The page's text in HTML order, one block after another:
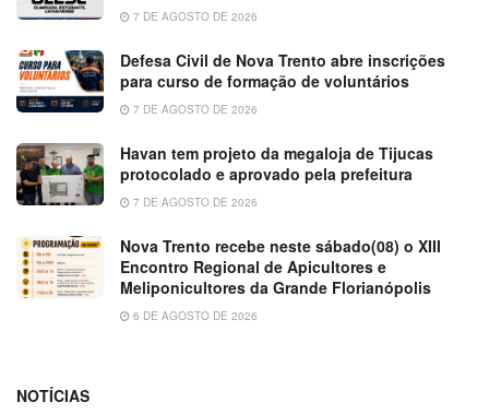
7 DE AGOSTO DE 2026
Defesa Civil de Nova Trento abre inscrições
para curso de formação de voluntários
7 DE AGOSTO DE 2026
Havan tem projeto da megaloja de Tijucas
protocolado e aprovado pela prefeitura
7 DE AGOSTO DE 2026
Nova Trento recebe neste sábado(08) o XIII
Encontro Regional de Apicultores e
Meliponicultores da Grande Florianópolis
6 DE AGOSTO DE 2026
NOTÍCIAS